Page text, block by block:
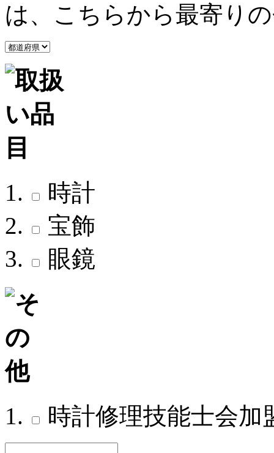
は、こちらから最寄り
時計
宝飾
眼鏡
時計修理技能士会加